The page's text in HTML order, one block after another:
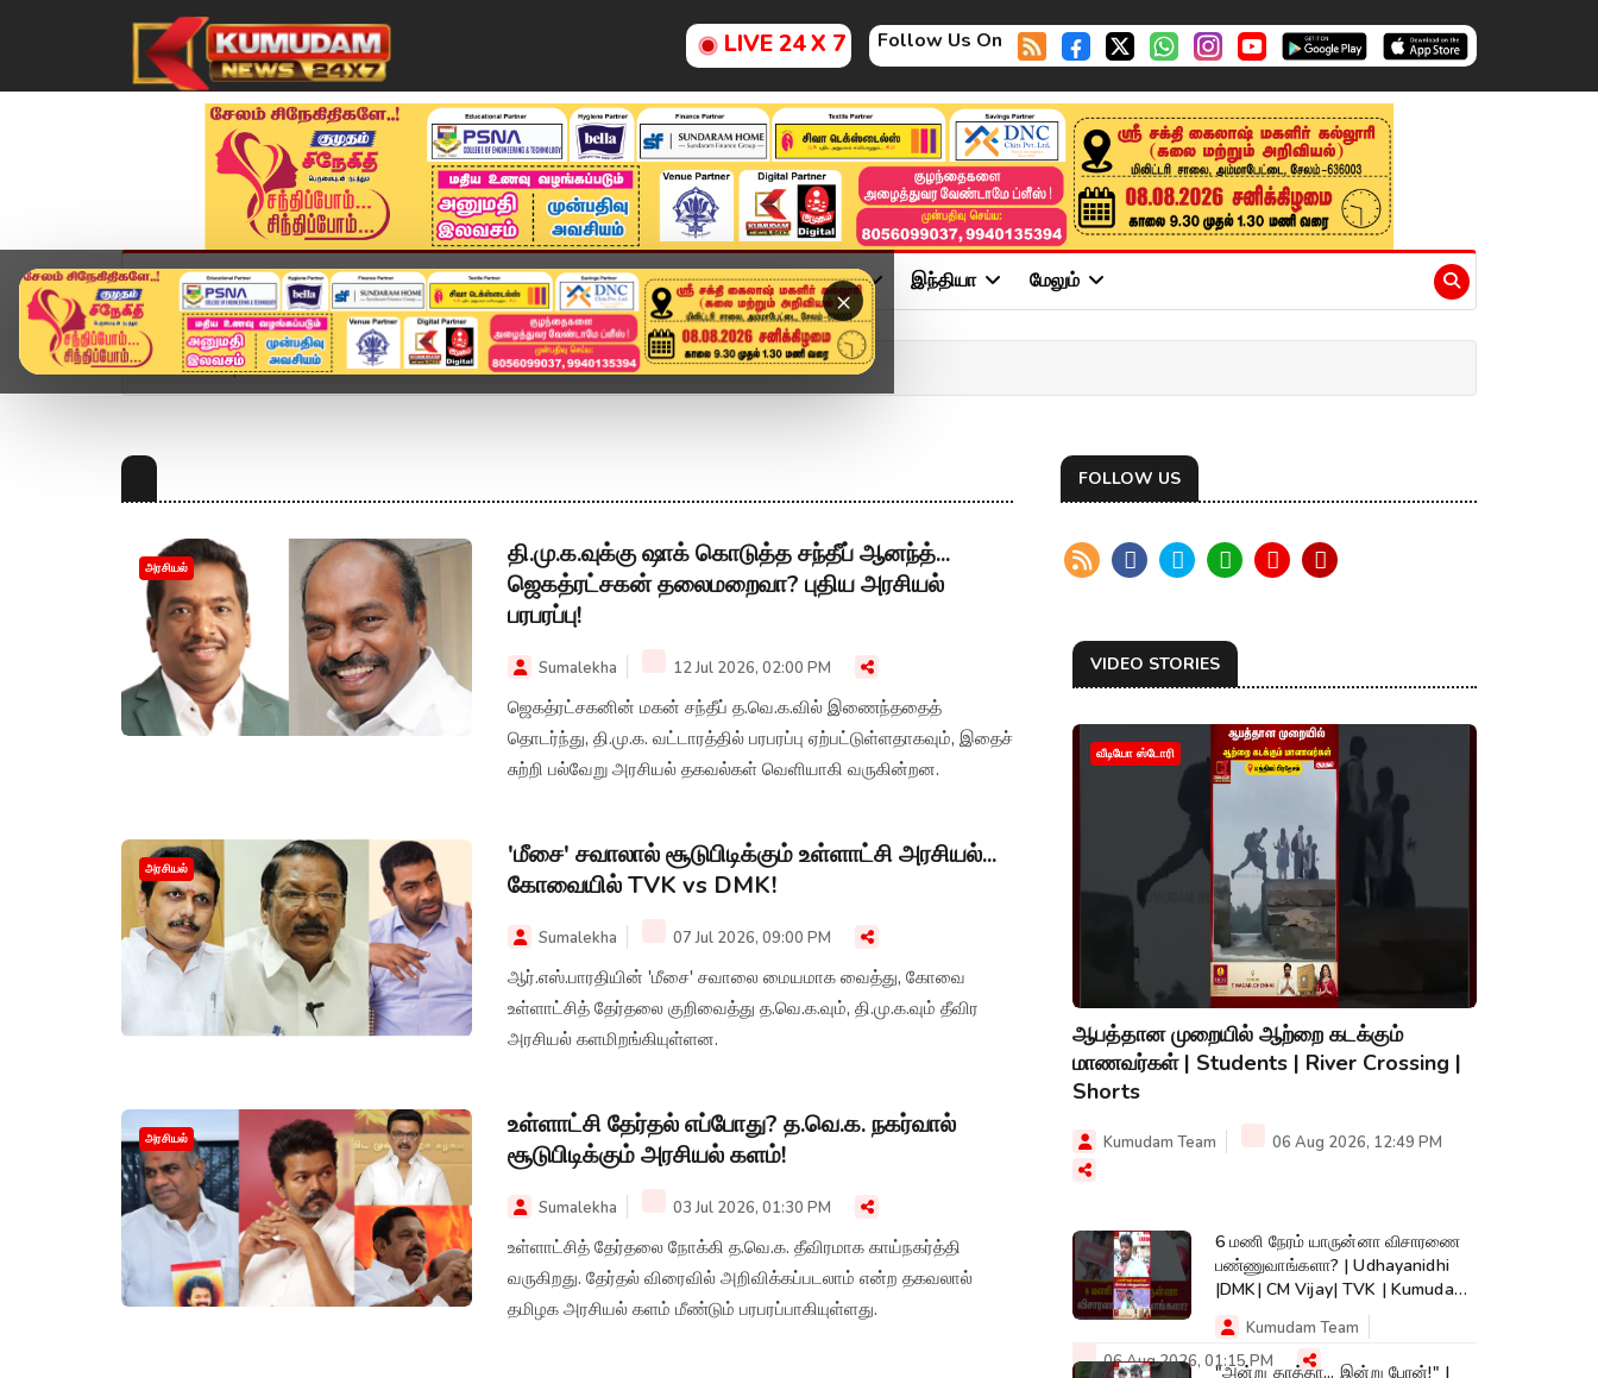
LIVE 24 X 7 Follow Us On
×
முகப்பு விளையாட்டு அண்மை தமிழ்நாடு சினிமா அரசியல் விளையாட்டு இந்தியா மேலும்
Home Topics
அரசியல்
தி.மு.க.வுக்கு ஷாக் கொடுத்த சந்தீப் ஆனந்த்...
ஜெகத்ரட்சகன் தலைமறைவா? புதிய அரசியல்
பரபரப்பு!
Sumalekha 12 Jul 2026, 02:00 PM
ஜெகத்ரட்சகனின் மகன் சந்தீப் த.வெ.க.வில் இணைந்ததைத்
தொடர்ந்து, தி.மு.க. வட்டாரத்தில் பரபரப்பு ஏற்பட்டுள்ளதாகவும், இதைச்
சுற்றி பல்வேறு அரசியல் தகவல்கள் வெளியாகி வருகின்றன.
அரசியல்
'மீசை' சவாலால் சூடுபிடிக்கும் உள்ளாட்சி அரசியல்...
கோவையில் TVK vs DMK!
Sumalekha 07 Jul 2026, 09:00 PM
ஆர்.எஸ்.பாரதியின் 'மீசை' சவாலை மையமாக வைத்து, கோவை
உள்ளாட்சித் தேர்தலை குறிவைத்து த.வெ.க.வும், தி.மு.க.வும் தீவிர
அரசியல் களமிறங்கியுள்ளன.
அரசியல்
உள்ளாட்சி தேர்தல் எப்போது? த.வெ.க. நகர்வால்
சூடுபிடிக்கும் அரசியல் களம்!
Sumalekha 03 Jul 2026, 01:30 PM
உள்ளாட்சித் தேர்தலை நோக்கி த.வெ.க. தீவிரமாக காய்நகர்த்தி
வருகிறது. தேர்தல் விரைவில் அறிவிக்கப்படலாம் என்ற தகவலால்
தமிழக அரசியல் களம் மீண்டும் பரபரப்பாகியுள்ளது.
FOLLOW US
VIDEO STORIES
வீடியோ ஸ்டோரி
ஆபத்தான முறையில் ஆற்றை கடக்கும்
மாணவர்கள் | Students | River Crossing |
Shorts
Kumudam Team 06 Aug 2026, 12:49 PM
6 மணி நேரம் யாருன்னா விசாரணை
பண்ணுவாங்களா? | Udhayanidhi
|DMK| CM Vijay| TVK | Kumudam
News #shorts
Kumudam Team
06 Aug 2026, 01:15 PM"அன்று தாத்தா... இன்று பேரன்!" |